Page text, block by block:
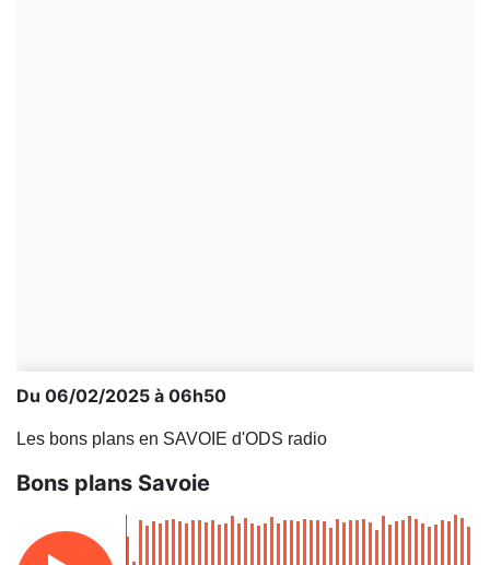
Du 06/02/2025 à 06h50
Les bons plans en SAVOIE d'ODS radio
Bons plans Savoie